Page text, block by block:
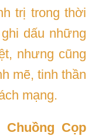
trị trong thời
dấu những
nhưng cũng
mẽ, tinh thần
mạng.
Chuồng Cọp